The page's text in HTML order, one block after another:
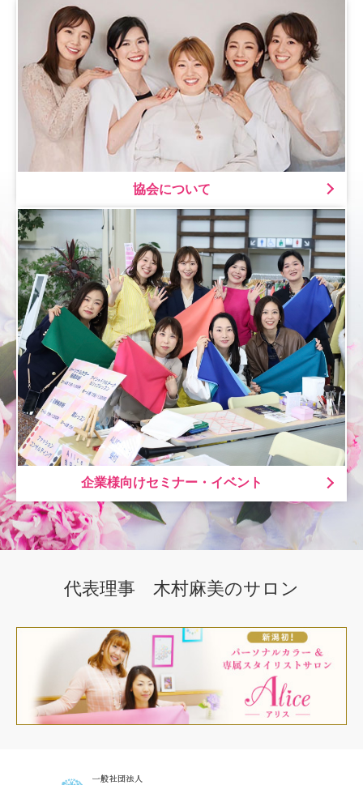
協会について
企業様向けセミナー・イベント
代表理事 木村麻美のサロン